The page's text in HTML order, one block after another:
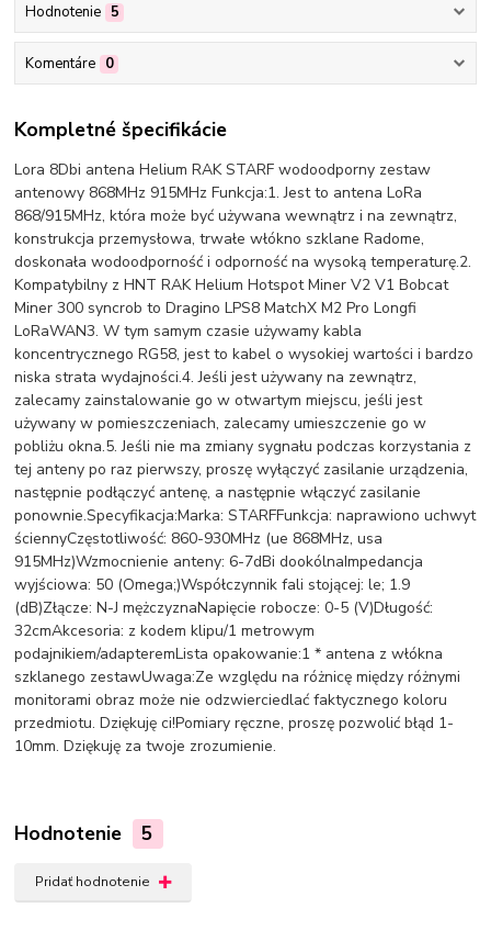
Hodnotenie 5
Komentáre 0
Kompletné špecifikácie
Lora 8Dbi antena Helium RAK STARF wodoodporny zestaw
antenowy 868MHz 915MHz Funkcja:1. Jest to antena LoRa
868/915MHz, która może być używana wewnątrz i na zewnątrz,
konstrukcja przemysłowa, trwałe włókno szklane Radome,
doskonała wodoodporność i odporność na wysoką temperaturę.2.
Kompatybilny z HNT RAK Helium Hotspot Miner V2 V1 Bobcat
Miner 300 syncrob to Dragino LPS8 MatchX M2 Pro Longfi
LoRaWAN3. W tym samym czasie używamy kabla
koncentrycznego RG58, jest to kabel o wysokiej wartości i bardzo
niska strata wydajności.4. Jeśli jest używany na zewnątrz,
zalecamy zainstalowanie go w otwartym miejscu, jeśli jest
używany w pomieszczeniach, zalecamy umieszczenie go w
pobliżu okna.5. Jeśli nie ma zmiany sygnału podczas korzystania z
tej anteny po raz pierwszy, proszę wyłączyć zasilanie urządzenia,
następnie podłączyć antenę, a następnie włączyć zasilanie
ponownie.Specyfikacja:Marka: STARFFunkcja: naprawiono uchwyt
ściennyCzęstotliwość: 860-930MHz (ue 868MHz, usa
915MHz)Wzmocnienie anteny: 6-7dBi dookólnaImpedancja
wyjściowa: 50 (Omega;)Współczynnik fali stojącej: le; 1.9
(dB)Złącze: N-J mężczyznaNapięcie robocze: 0-5 (V)Długość:
32cmAkcesoria: z kodem klipu/1 metrowym
podajnikiem/adapteremLista opakowanie:1 * antena z włókna
szklanego zestawUwaga:Ze względu na różnicę między różnymi
monitorami obraz może nie odzwierciedlać faktycznego koloru
przedmiotu. Dziękuję ci!Pomiary ręczne, proszę pozwolić błąd 1-
10mm. Dziękuję za twoje zrozumienie.
Hodnotenie 5
Pridať hodnotenie